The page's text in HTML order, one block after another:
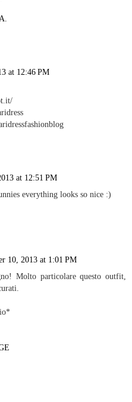
at 12:46 PM
at 12:51 PM
everything looks so nice :)
10, 2013 at 1:01 PM
Molto particolare questo outfit,